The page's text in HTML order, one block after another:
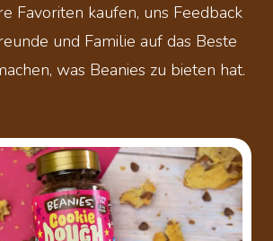
Favoriten kaufen, uns Feedback
und Familie auf das Beste
was Beanies zu bieten hat.